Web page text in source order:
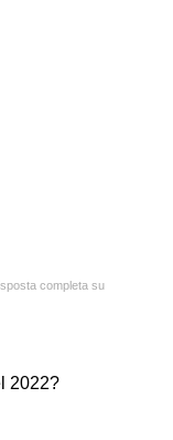
completa su
2022?